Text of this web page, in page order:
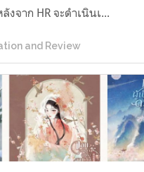
จาก HR จะดำเนินเ...
and Review